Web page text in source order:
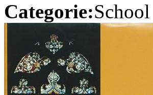
Categorie: